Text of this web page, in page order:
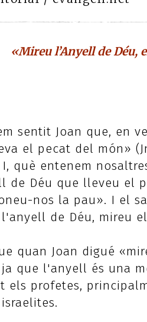
«Mireu l’Anyell de Déu,
sentit Joan que, en
el pecat del món»
I, què entenem
de Déu que lleveu el
nos la pau». I el
de Déu, mireu
quan Joan digué
que l'anyell és una
els profetes,